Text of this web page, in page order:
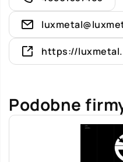
https://
Podobne